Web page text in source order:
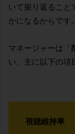
いて振り返ること
かになるからです。
マネージャーは「
い、主に以下の項
視聴維持率